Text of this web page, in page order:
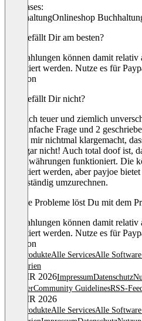
Use cases:
BuchhaltungOnlineshop
Was gefällt Dir am besten?
Die Zahlungen können damit
importiert werden. Nutze es für
Amazon
Was gefällt Dir nicht?
Ziemlich teuer und ziemlich
eine einfache Frage und 2
wurde mir nichtmal klargemacht,
Geht gar nicht! Auch total doof ist,
Fremdwährungen funktioniert. Die
importiert werden, aber payjoe
Selbstständig umzurechnen.
Welche Probleme löst Du mit dem
Die Zahlungen können damit
importiert werden. Nutze es für
Amazon
Alle ProdukteAlle ServicesAlle
Kategorien
© OMR 2026ImpressumDatenschutz
AnbieterCommunity GuidelinesRSS-Feed
© OMR 2026
Alle ProdukteAlle ServicesAlle